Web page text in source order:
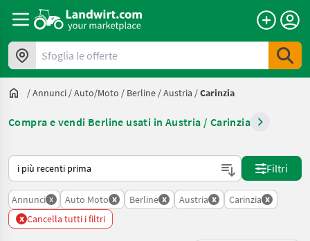
Sfoglia le offerte
/Annunci /Auto/moto / Berline /Austria /Carinzia
Compra e vendi Berline usati in Austria / Carinzia
Ecco come viene ordinato su Landwirt.com
Filtri
Annunci x Auto Moto x Berline x Austria x Carinzia x
x Cancella tutti i filtri